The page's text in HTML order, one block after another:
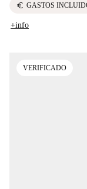
euro GASTOS
+info
VERIFICADO